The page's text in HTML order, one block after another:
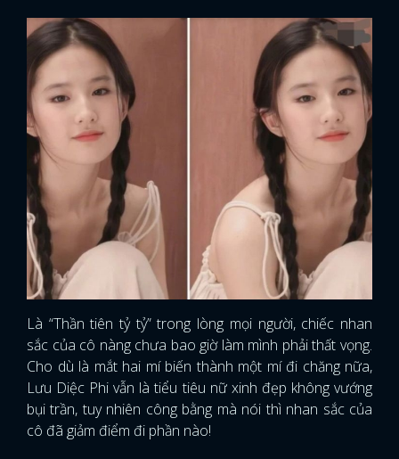
Là “Thần tiên tỷ tỷ” trong lòng mọi người, chiếc nhan
sắc của cô nàng chưa bao giờ làm mình phải thất vọng.
Cho dù là mắt hai mí biến thành một mí đi chăng nữa,
Lưu Diệc Phi vẫn là tiểu tiêu nữ xinh đẹp không vướng
bụi trần, tuy nhiên công bằng mà nói thì nhan sắc của
cô đã giảm điểm đi phần nào!